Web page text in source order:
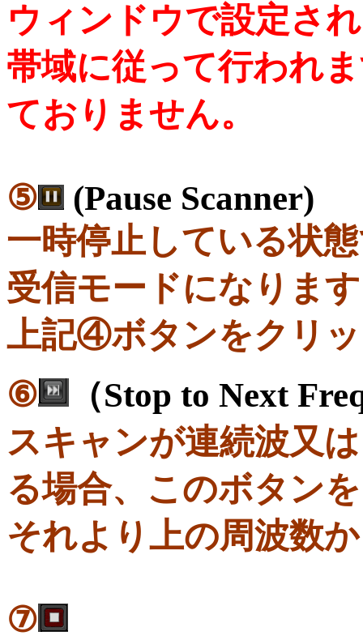
ウィンドウで設定さ
帯域に従って行われ
ておりません。
⑤
(Pause Scanner)
一時停止している状
受信モードになりま
上記④ボタンをクリ
⑥
（Stop to Next
スキャンが連続波又
る場合、このボタン
それより上の周波数
⑦